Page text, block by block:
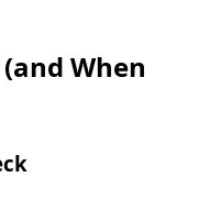
When